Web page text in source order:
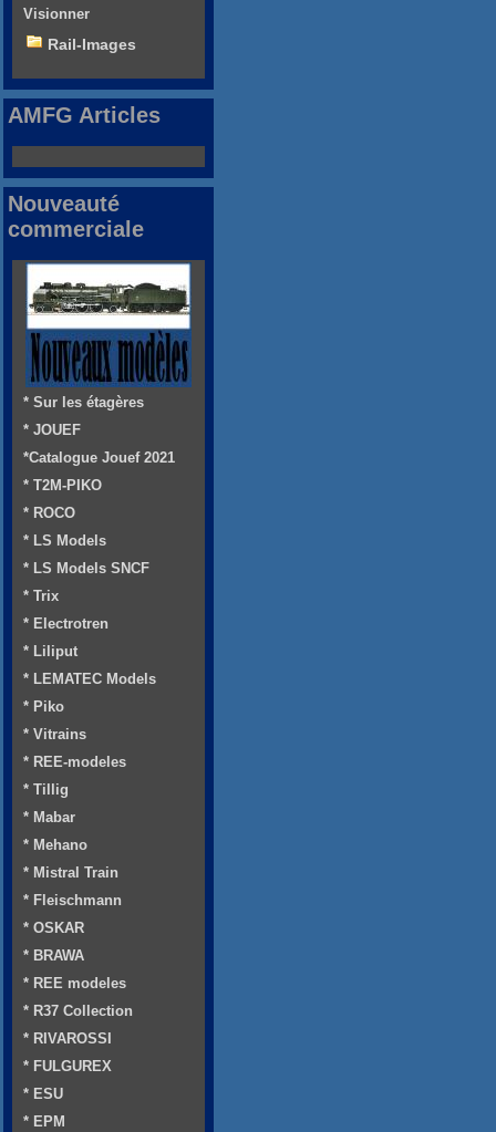
Visionner
Rail-Images
AMFG Articles
Nouveauté
commerciale
* Sur les étagères
* JOUEF
*Catalogue Jouef 2021
* T2M-PIKO
* ROCO
* LS Models
* LS Models SNCF
* Trix
* Electrotren
* Liliput
* LEMATEC Models
* Piko
* Vitrains
* REE-modeles
* Tillig
* Mabar
* Mehano
* Mistral Train
* Fleischmann
* OSKAR
* BRAWA
* REE modeles
* R37 Collection
* RIVAROSSI
* FULGUREX
* ESU
* EPM